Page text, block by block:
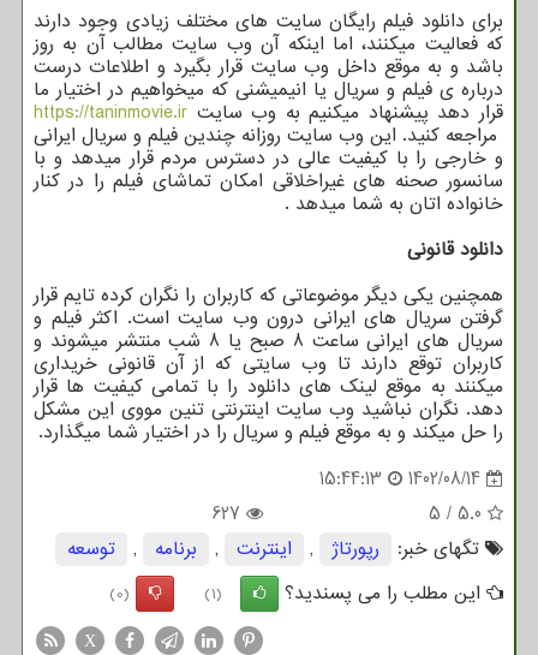
برای دانلود فیلم رایگان سایت های مختلف زیادی وجود دارند
که فعالیت میکنند، اما اینکه آن وب سایت مطالب آن به روز
باشد و به موقع داخل وب سایت قرار بگیرد و اطلاعات درست
درباره ی فیلم و سریال یا انیمیشنی که میخواهیم در اختیار ما
قرار دهد پیشنهاد میکنیم به وب سایت https://taninmovie.ir
مراجعه کنید. این وب سایت روزانه چندین فیلم و سریال ایرانی
و خارجی را با کیفیت عالی در دسترس مردم قرار میدهد و با
سانسور صحنه های غیراخلاقی امکان تماشای فیلم را در کنار
خانواده اتان به شما میدهد .
دانلود قانونی
همچنین یکی دیگر موضوعاتی که کاربران را نگران کرده تایم قرار
گرفتن سریال های ایرانی درون وب سایت است. اکثر فیلم و
سریال های ایرانی ساعت 8 صبح یا 8 شب منتشر میشوند و
کاربران توقع دارند تا وب سایتی که از آن قانونی خریداری
میکنند به موقع لینک های دانلود را با تمامی کیفیت ها قرار
دهد. نگران نباشید وب سایت اینترنتی تنین مووی این مشکل
را حل میکند و به موقع فیلم و سریال را در اختیار شما میگذارد.
1402/08/14
15:44:13
5.0
/
5
627
تگهای خبر:
رپورتاژ , اینترنت , برنامه ,
توسعه
این مطلب را می پسندید؟
(1)
(0)
X